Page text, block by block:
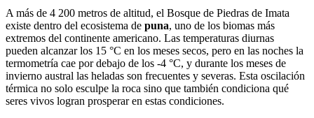
A más de 4 200 metros de altitud, el Bosque de Piedras de Imata
existe dentro del ecosistema de puna, uno de los biomas más
extremos del continente americano. Las temperaturas diurnas
pueden alcanzar los 15 °C en los meses secos, pero en las noches la
termometría cae por debajo de los -4 °C, y durante los meses de
invierno austral las heladas son frecuentes y severas. Esta oscilación
térmica no solo esculpe la roca sino que también condiciona qué
seres vivos logran prosperar en estas condiciones.